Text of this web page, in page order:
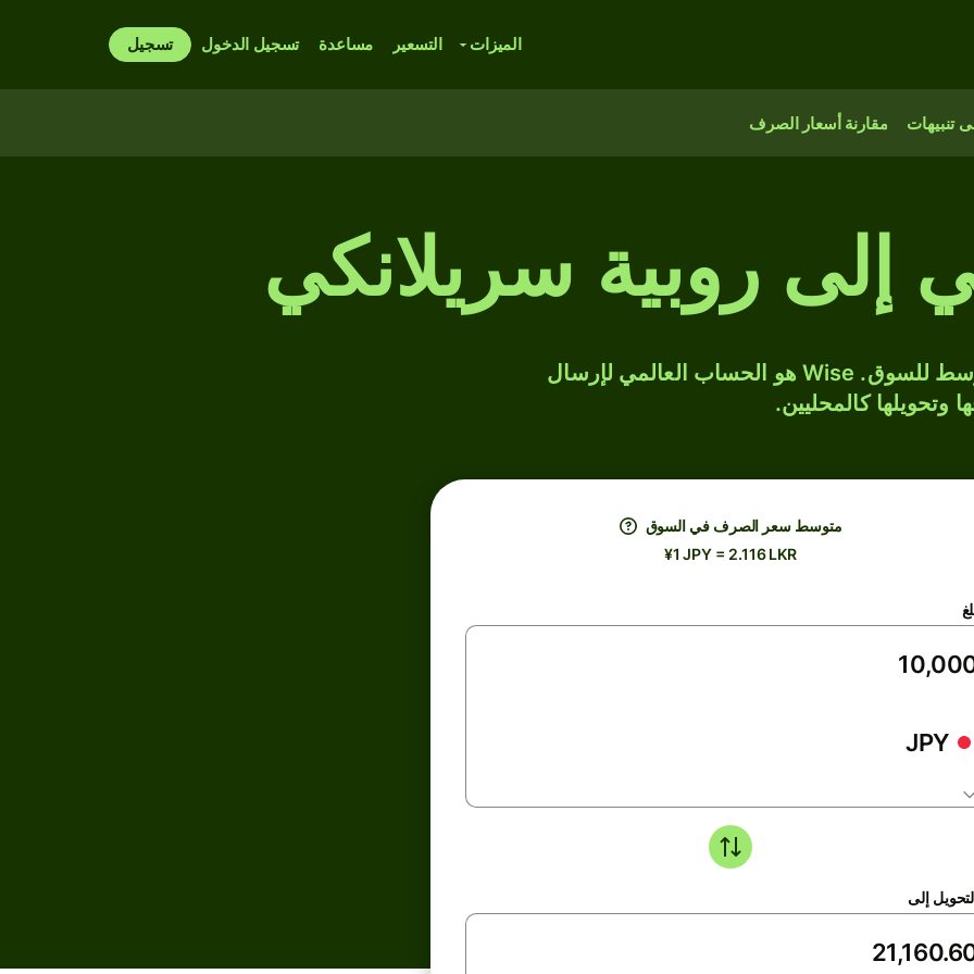
الميزات التسعير مساعدة تسجيل الدخول تسجيل
تنبيهات مقارنة أسعار الصرف
إلى روبية سريلانكي
حوّل JPY إلى LKR بسعر الصرف المتوسط للسوق. Wise هو الحساب العالمي لإرسال
وتحويلها كالمحليين.
متوسط ​​سعر الصرف في السوق
¥1 JPY = 2.116 LKR
JPY
إلى